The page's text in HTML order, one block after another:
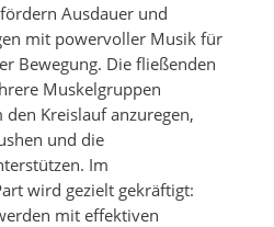
Ausdauer und
mit powervoller Musik für
Bewegung. Die fließenden
Muskelgruppen
Kreislauf anzuregen,
und die
Im
wird gezielt gekräftigt:
mit effektiven